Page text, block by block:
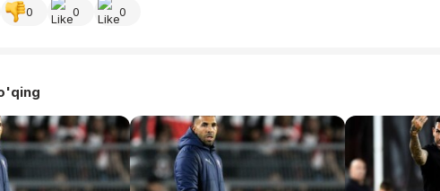
0 0 0